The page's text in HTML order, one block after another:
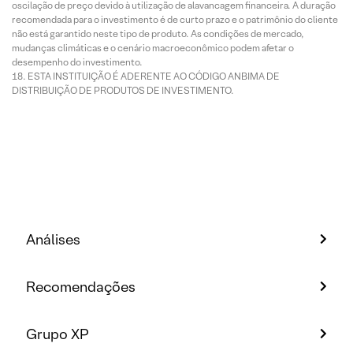
oscilação de preço devido à utilização de alavancagem financeira. A duração
recomendada para o investimento é de curto prazo e o patrimônio do cliente
não está garantido neste tipo de produto. As condições de mercado,
mudanças climáticas e o cenário macroeconômico podem afetar o
desempenho do investimento.
ESTA INSTITUIÇÃO É ADERENTE AO CÓDIGO ANBIMA DE
DISTRIBUIÇÃO DE PRODUTOS DE INVESTIMENTO.
Análises
Recomendações
Grupo XP